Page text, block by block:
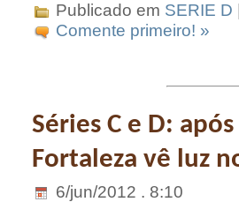
Publicado em SERIE D
Comente primeiro! »
Séries C e D:
Fortaleza vê luz
6/jun/2012 . 8:10